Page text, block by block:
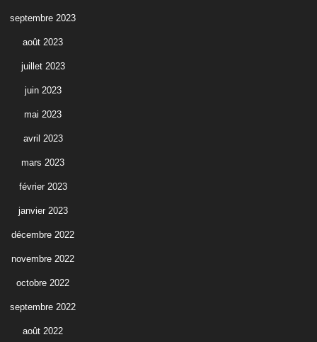
septembre 2023
août 2023
juillet 2023
juin 2023
mai 2023
avril 2023
mars 2023
février 2023
janvier 2023
décembre 2022
novembre 2022
octobre 2022
septembre 2022
août 2022